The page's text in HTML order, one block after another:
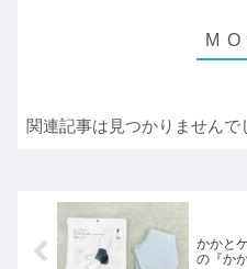
関連記事は見つかりませんで
かかと
の『か